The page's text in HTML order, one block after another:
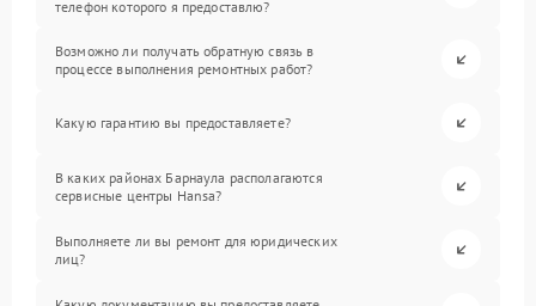
телефон которого я предоставлю?
Возможно ли получать обратную связь в
процессе выполнения ремонтных работ?
Какую гарантию вы предоставляете?
В каких районах Барнаула располагаются
сервисные центры Hansa?
Выполняете ли вы ремонт для юридических
лиц?